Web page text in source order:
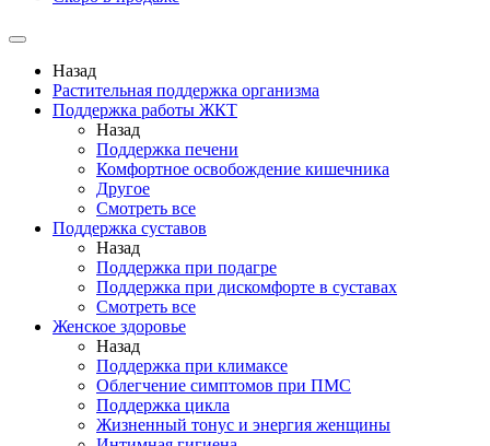
Назад
Растительная поддержка организма
Поддержка работы ЖКТ
Назад
Поддержка печени
Комфортное освобождение кишечника
Другое
Смотреть все
Поддержка суставов
Назад
Поддержка при подагре
Поддержка при дискомфорте в суставах
Смотреть все
Женское здоровье
Назад
Поддержка при климаксе
Облегчение симптомов при ПМС
Поддержка цикла
Жизненный тонус и энергия женщины